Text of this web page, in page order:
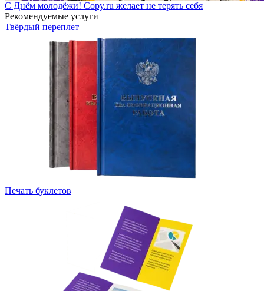
С Днём молодёжи! Copy.ru желает не терять себя
Рекомендуемые услуги
Твёрдый переплет
Печать буклетов